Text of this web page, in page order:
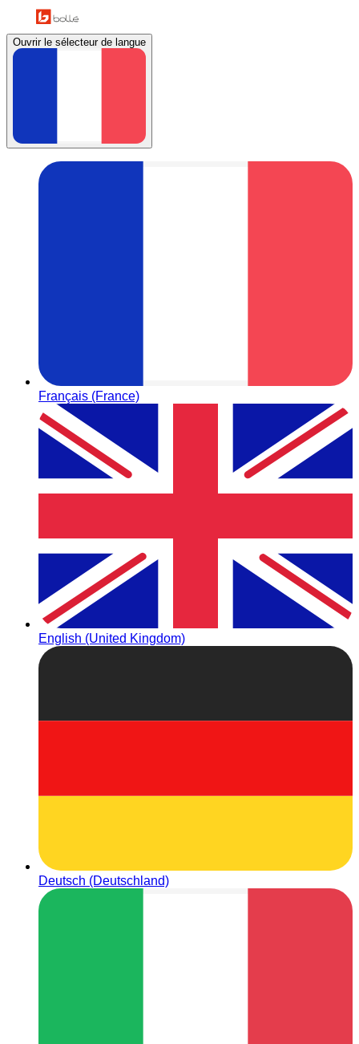
Ouvrir le sélecteur de langue
Français (France)
English (United Kingdom)
Deutsch (Deutschland)